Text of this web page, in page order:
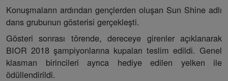
Konuşmaların ardından gençlerden oluşan Sun Shine adlı
dans grubunun gösterisi gerçekleşti.
Gösteri sonrası törende, dereceye girenler açıklanarak
BIOR 2018 şampiyonlarına kupaları teslim edildi. Genel
klasman birincileri ayrıca hediye edilen yelken ile
ödüllendirildi.